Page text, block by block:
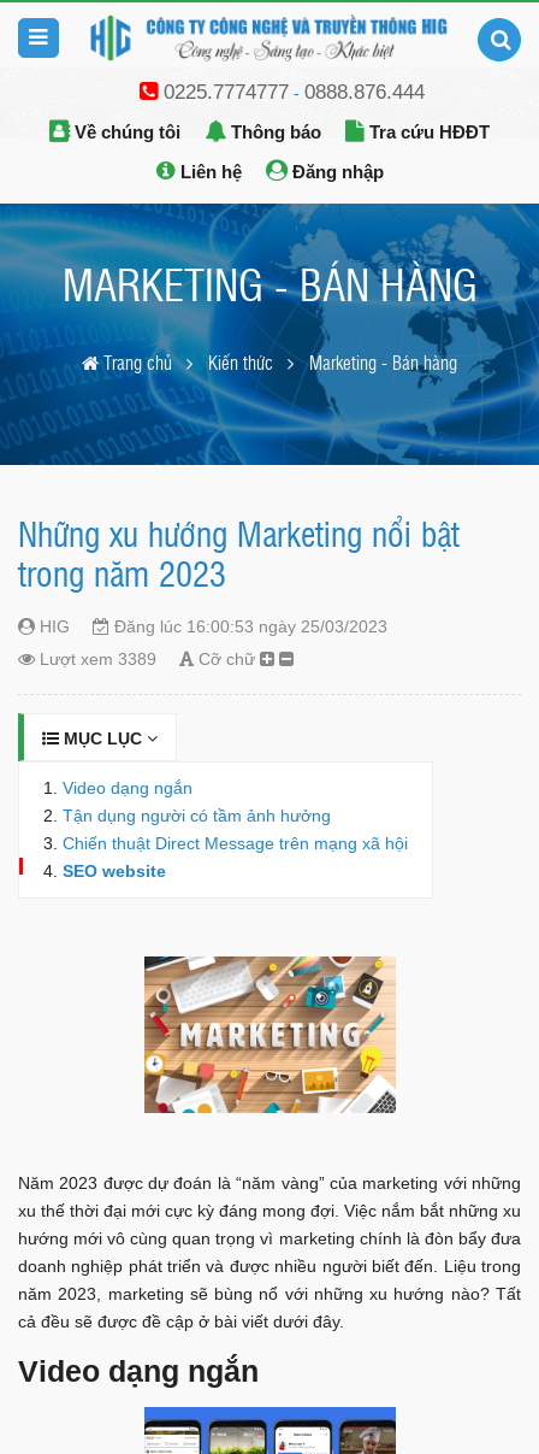
0225.7774777- 0888.876.444
Về chúng tôi Thông báo
Tra cứu HĐĐT
Liên hệ
Đăng nhập
MARKETING - BÁN HÀNG
Trang chủ Kiến thức Marketing - Bán hàng
Những xu hướng Marketing nổi bật
trong năm 2023
HIG
Đăng lúc 16:00:53 ngày 25/03/2023
Lượt xem 3389
Cỡ chữ
MỤC LỤC
Video dạng ngắn
Tận dụng người có tầm ảnh hưởng
Chiến thuật Direct Message trên mạng xã hội
SEO website
Năm 2023 được dự đoán là “năm vàng” của marketing với những
xu thế thời đại mới cực kỳ đáng mong đợi. Việc nắm bắt những xu
hướng mới vô cùng quan trọng vì marketing chính là đòn bẩy đưa
doanh nghiệp phát triển và được nhiều người biết đến. Liệu trong
năm 2023, marketing sẽ bùng nổ với những xu hướng nào? Tất
cả đều sẽ được đề cập ở bài viết dưới đây.
Video dạng ngắn